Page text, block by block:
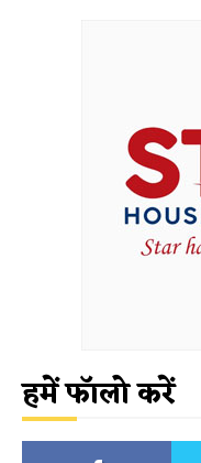
हमें फॉलो करें